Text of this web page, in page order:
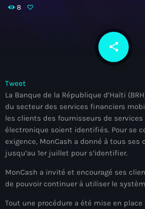
Émissions
Actualités
Blog Grid Sidebar
Contact
Archives
août 2026
8
share
email
Tweet
La Banque de la République d’Haïti
du secteur des services financiers
les clients des fournisseurs de
électronique soient identifiés. Pour se
exigence, MonCash a donné à tous
jusqu’au 1er juillet pour s’identifier.
MonCash a invité et encouragé ses
de pouvoir continuer à utiliser le
Tout une procédure a été mise en place